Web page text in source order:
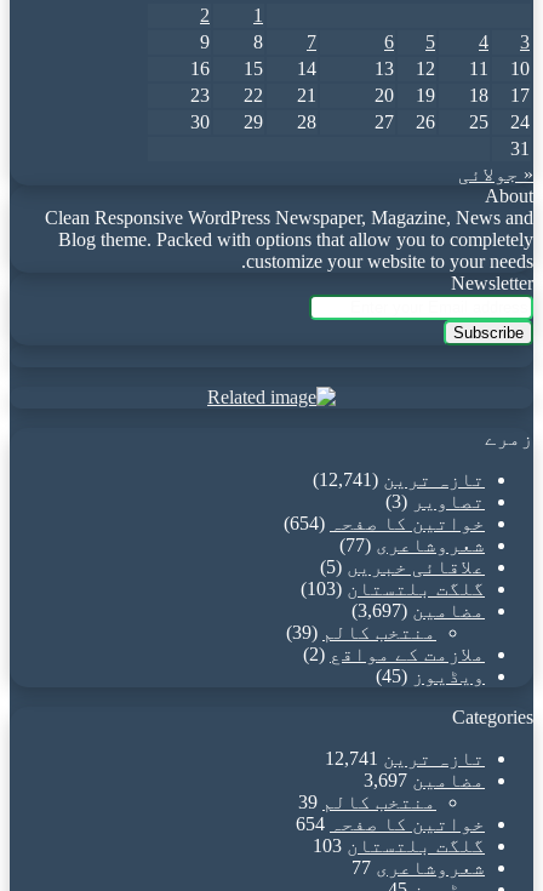
1
2
3
4
5
6
7
8
9
10
11
12
13
14
15
16
17
18
19
20
21
22
23
24
25
26
27
28
29
30
31
« جولائی
About
Clean Responsive WordPress Newspaper, Magazine, News and
Blog theme. Packed with options that allow you to completely
customize your website to your needs.
Newsletter
Enter
your
Email
زمرے
تازہ ترین (12,741)
تصاویر (3)
خواتین کا صفحہ
(654)
شعروشاعری (77)
علاقائی خبریں (5)
گلگت بلتستان (103)
مضامین (3,697)
منتخب کالم (39)
ملازمت کے مواقع (2)
ویڈیوز (45)
Categories
تازہ ترین 12,741
مضامین 3,697
منتخب کالم 39
خواتین کا صفحہ
654
گلگت بلتستان 103
شعروشاعری 77